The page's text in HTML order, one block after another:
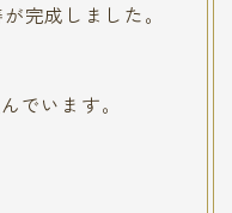
完成しました。
でいます。